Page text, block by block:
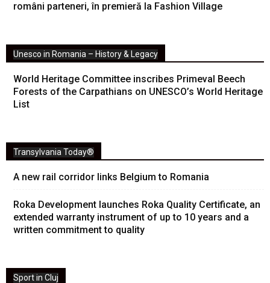
români parteneri, în premieră la Fashion Village
Unesco in Romania – History & Legacy
World Heritage Committee inscribes Primeval Beech
Forests of the Carpathians on UNESCO’s World Heritage
List
Transylvania Today®
A new rail corridor links Belgium to Romania
Roka Development launches Roka Quality Certificate, an
extended warranty instrument of up to 10 years and a
written commitment to quality
Sport in Cluj